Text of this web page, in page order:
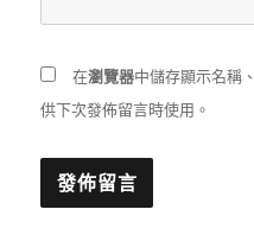
在瀏覽器中儲存顯示名稱
供下次發佈留言時使用。